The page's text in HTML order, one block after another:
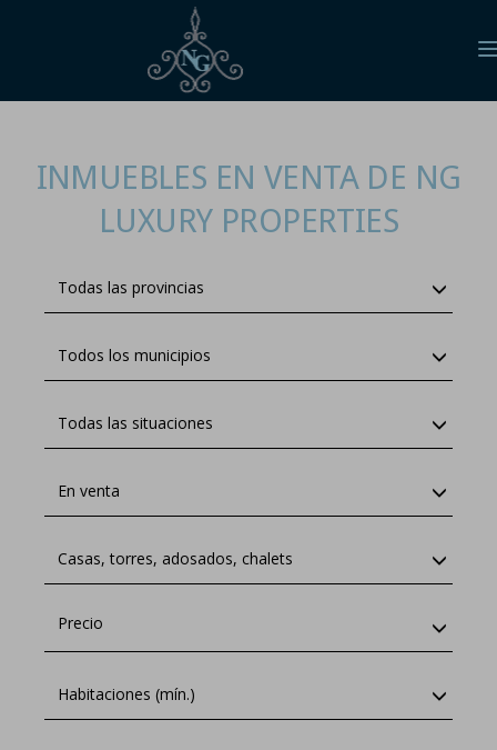
INMUEBLES EN VENTA DE NG
LUXURY PROPERTIES
Todas las provincias
Todos los municipios
Todas las situaciones
En venta
Casas, torres, adosados, chalets
Precio
Habitaciones (mín.)